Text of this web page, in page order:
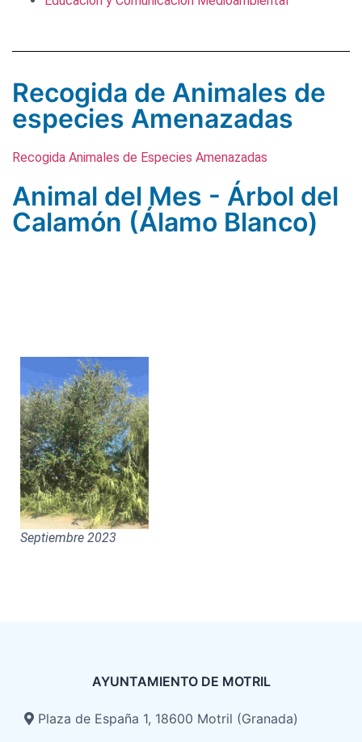
Recogida de Animales de
especies Amenazadas
Recogida Animales de Especies Amenazadas
Animal del Mes - Árbol del
Calamón (Álamo Blanco)
Septiembre 2023
AYUNTAMIENTO DE MOTRIL
Plaza de España 1, 18600 Motril (Granada)​